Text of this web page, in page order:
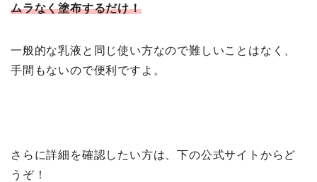
ムラなく塗布するだけ！
一般的な乳液と同じ使い方なので難しいことはなく、
手間もないので便利ですよ。
さらに詳細を確認したい方は、下の公式サイトからど
うぞ！